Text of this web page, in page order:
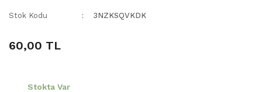
Stok Kodu 3NZKSQVKDK
60,00 TL
Stokta Var